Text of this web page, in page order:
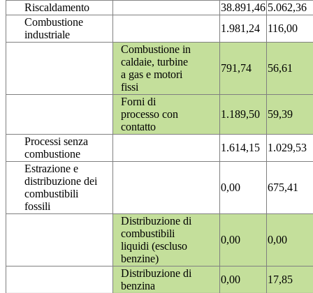
Riscaldamento 38.891,46 5.062,36
Combustione
industriale
1.981,24
116,00
Combustione in
caldaie, turbine
a gas e motori
fissi
791,74 56,61
Forni di
processo con
contatto
1.189,50 59,39
Processi senza
combustione
1.614,15
1.029,53
Estrazione e
distribuzione dei
combustibili
fossili
0,00 675,41
Distribuzione di
combustibili
liquidi (escluso
benzine)
0,00 0,00
Distribuzione di
benzina
0,00
17,85